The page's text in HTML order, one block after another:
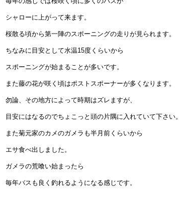
シャローに上がって来ます。
桜散る頃から第一陣のスポーニングの走りが見られます。
ちなみに目安として水温15度くらいから
スポーニングが始まることが多いです。
また藤の花が咲く頃はポストスポーナーが多くなります。
勿論、その地方によって時期はズレますが、
目安にはなるのでちょこっと頭の片隅に入れていて下さい。
また菊元家のカメのガメラも半月前くらいから
エサ食べ出しました。
ガメラの荒喰い始まったら
毎年バスも良く釣れるようになる感じです。